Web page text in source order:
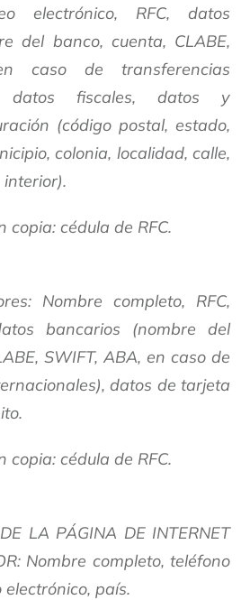
electrónico, RFC, datos
del banco, cuenta, CLABE,
caso de transferencias
datos fiscales, datos y
(código postal, estado,
colonia, localidad, calle,
copia: cédula de RFC.
Nombre completo, RFC,
bancarios (nombre del
SWIFT, ABA, en caso de
datos de tarjeta
copia: cédula de RFC.
LA PÁGINA DE INTERNET
Nombre completo, teléfono
país.